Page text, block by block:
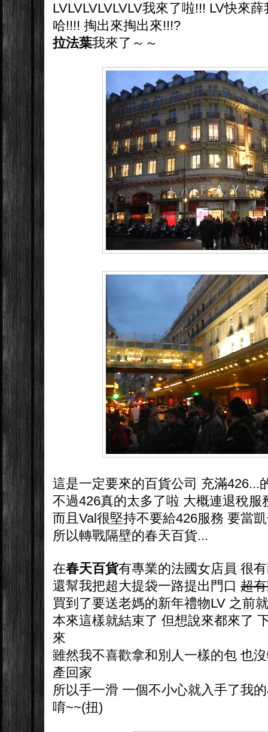
LVLVLVLVLVLV我來了啦!!! LV快來
哈!!!! 掏出來掏出來!!!?
拉法葉我來了～～
這是一定要來的百貨公司 充滿426...
不過426真的太多了啦 大概連退稅服
而且Val很堅持不要給426服務 要當
所以轉戰隔壁的春天百貨...
在春天百貨有專業的法國女店員 很
還幫我把超大提袋一路提出門口超
買到了要送老媽的新年禮物LV 之前
本來這樣就結束了 但想說來都來了
來
雖然我不喜歡拿和別人一樣的包 也
產回家
所以手一滑 一個不小心就入手了我
唷~~(扭)